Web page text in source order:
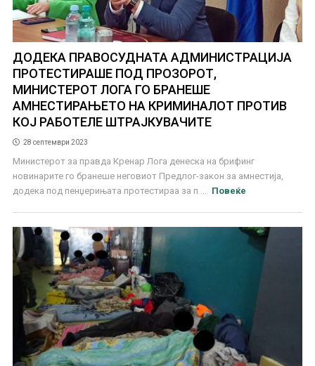
ДОДЕКА ПРАВОСУДНАТА АДМИНИСТРАЦИЈА
ПРОТЕСТИРАШЕ ПОД ПРОЗОРОТ,
МИНИСТЕРОТ ЛОГА ГО БРАНЕШЕ
АМНЕСТИРАЊЕТО НА КРИМИНАЛОТ ПРОТИВ
КОЈ РАБОТЕЛЕ ШТРАЈКУВАЧИТЕ
28 септември 2023
Министерот за правда Кренар Лога денеска на брифинг
новинарите го бранеше неговиот Предлог-закон за амнестија,
додека под пенџерињата протестираа за п ...
Повеќе